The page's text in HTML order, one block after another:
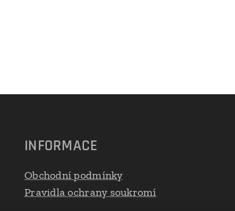
INFORMACE
Obchodní podmínky
Pravidla ochrany soukromí